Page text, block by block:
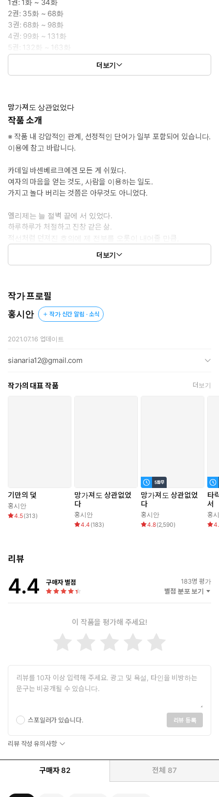
1권: 1화 ~ 34화
2권: 35화 ~ 68화
3권: 68화 ~ 98화
4권: 99화 ~ 131화
5권: 132화 ~ 163화
6권: 164화 ~ 195화
더보기
망가져도 상관없었다
작품 소개
※ 작품 내 강압적인 관계, 선정적인 단어가 일부 포함되어 있습니다.
이용에 참고 바랍니다.
카데일 바센베르크에겐 모든 게 쉬웠다.
여자의 마음을 얻는 것도, 사람을 이용하는 일도.
가지고 놀다 버리는 것쯤은 아무것도 아니었다.
엘리제는 늘 절벽 끝에 서 있었다.
하루하루가 처절하고 진창 같은 삶.
적선처럼 던져진 호의에 제 전부를 오롯이 내어줄 만큼,
그 온기가 너무나 간절하고 소중했다.
절박하고 애처로운 눈동자와 마주했을 때.
폭우 속 작은 흐느낌을 들었을 때.
이름 모를 불쾌감과 초조함을 자각했을 때.
그의 선택은 항상 같았고 늘 승리했다.
더보기
작가 프로필
홍시안
작가 신간 알림 · 소식
2021.07.16 업데이트
sianaria12@gmail.com
작가의 대표 작품 더보기
기만의 덫
홍시안
4.5(313)
망가져도 상관없었
다
홍시안
4.4 (183)
망가져도 상관없었
다
홍시안
4.8(2,590)
타
서
홍
리뷰
4.4 구매자 별점 183명 평가
별점 분포 보기
이 작품을 평가해 주세요!
스포일러가 있습니다. 리뷰 등록
리뷰 작성 유의사항
구매자 82 전체 87